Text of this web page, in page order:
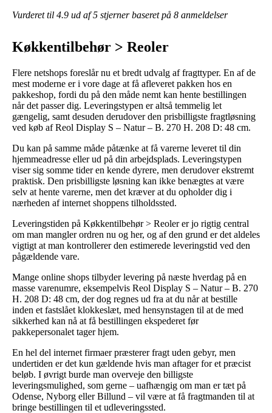
Vurderet til 4.9 ud af 5 stjerner baseret på 8 anmeldelser
Køkkentilbehør > Reoler
Flere netshops foreslår nu et bredt udvalg af fragttyper. En af de
mest moderne er i vore dage at få afleveret pakken hos en
pakkeshop, fordi du på den måde nemt kan hente bestillingen
når det passer dig. Leveringstypen er altså temmelig let
gængelig, samt desuden derudover den prisbilligste fragtløsning
ved køb af Reol Display S – Natur – B. 270 H. 208 D: 48 cm.
Du kan på samme måde påtænke at få varerne leveret til din
hjemmeadresse eller ud på din arbejdsplads. Leveringstypen
viser sig somme tider en kende dyrere, men derudover ekstremt
praktisk. Den prisbilligste løsning kan ikke benægtes at være
selv at hente varerne, men det kræver at du opholder dig i
nærheden af internet shoppens tilholdssted.
Leveringstiden på Køkkentilbehør > Reoler er jo rigtig central
om man mangler ordren nu og her, og af den grund er det aldeles
vigtigt at man kontrollerer den estimerede leveringstid ved den
pågældende vare.
Mange online shops tilbyder levering på næste hverdag på en
masse varenumre, eksempelvis Reol Display S – Natur – B. 270
H. 208 D: 48 cm, der dog regnes ud fra at du når at bestille
inden et fastslået klokkeslæt, med hensynstagen til at de med
sikkerhed kan nå at få bestillingen ekspederet før
pakkepersonalet tager hjem.
En hel del internet firmaer præsterer fragt uden gebyr, men
undertiden er det kun gældende hvis man aftager for et præcist
beløb. I øvrigt burde man overveje den billigste
leveringsmulighed, som gerne – uafhængig om man er tæt på
Odense, Nyborg eller Billund – vil være at få fragtmanden til at
bringe bestillingen til et udleveringssted.